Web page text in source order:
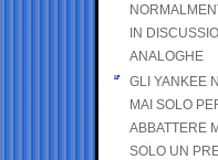
IN
ANALOGHE
GLI YANKEE
MAI SOLO
ABBATTERE
SOLO UN